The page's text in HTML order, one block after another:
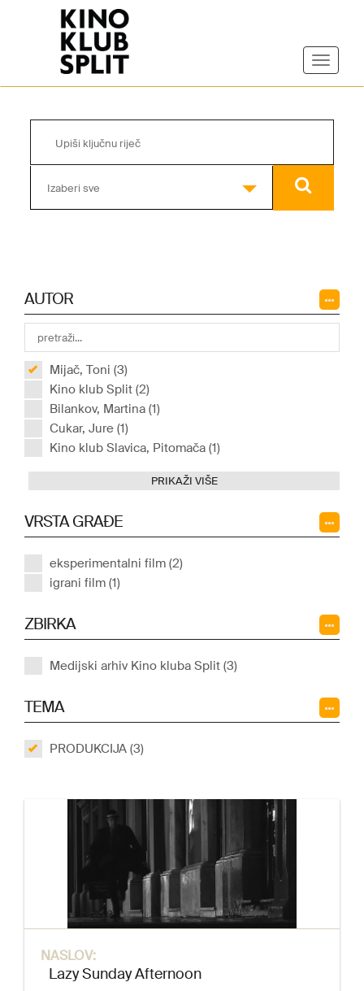
Izaberi sve
AUTOR
Mijač, Toni (3)
Kino klub Split (2)
Bilankov, Martina (1)
Cukar, Jure (1)
Kino klub Slavica, Pitomača (1)
PRIKAŽI VIŠE
VRSTA GRAĐE
eksperimentalni film (2)
igrani film (1)
ZBIRKA
Medijski arhiv Kino kluba Split (3)
TEMA
PRODUKCIJA (3)
NASLOV:
Lazy Sunday Afternoon